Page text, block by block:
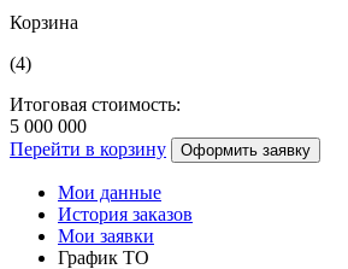
Корзина
(4)
Итоговая стоимость:
5 000 000
Перейти в корзину
Оформить заявку
Мои данные
История заказов
Мои заявки
График ТО